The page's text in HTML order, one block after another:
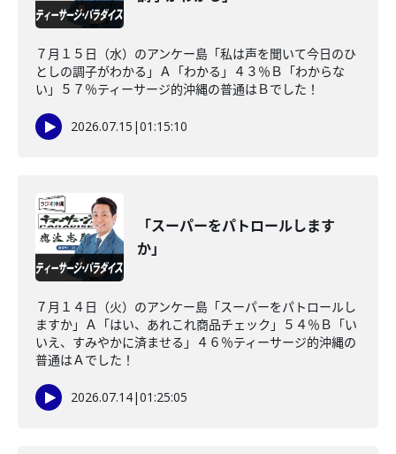
７月１５日（水）のアンケー島「私は声を聞いて今日のひ
としの調子がわかる」Ａ「わかる」４３％Ｂ「わからな
い」５７％ティーサージ的沖縄の普通はＢでした！
2026.07.15 |01:15:10
「スーパーをパトロールします
か」
７月１４日（火）のアンケー島「スーパーをパトロールし
ますか」Ａ「はい、あれこれ商品チェック」５４％Ｂ「い
いえ、すみやかに済ませる」４６％ティーサージ的沖縄の
普通はＡでした！
2026.07.14|01:25:05